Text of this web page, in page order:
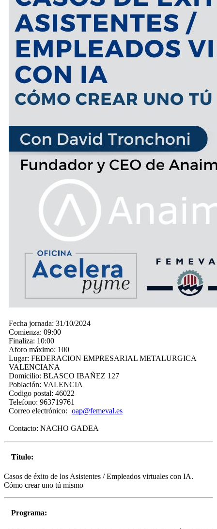
Fecha jornada: 31/10/2024
Comienza: 09:00
Finaliza: 10:00
Aforo máximo: 100
Lugar: FEDERACION EMPRESARIAL METALURGICA
VALENCIANA
Domicilio: BLASCO IBAÑEZ 127
Población: VALENCIA
Codigo postal: 46022
Telefono: 963719761
Correo electrónico: oap@femeval.es
Contacto: NACHO GADEA
Titulo:
Casos de éxito de los Asistentes / Empleados virtuales con IA.
Cómo crear uno tú mismo
Programa: